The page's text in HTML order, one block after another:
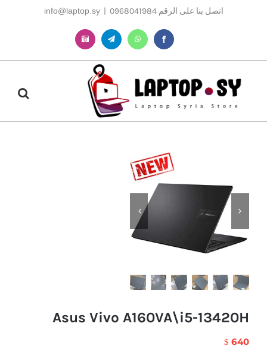
اتصل بنا على الرقم 0968041984 |
info@laptop.sy
Facebook
WhatsApp
Telegram
Instagram
Asus Vivo A160VA\i5-13420H
$ 640